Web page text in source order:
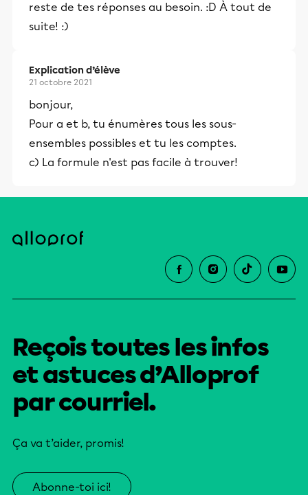
reste de tes réponses au besoin. :D À tout de
suite! :)
Explication d’élève
21 octobre 2021
bonjour,
Pour a et b, tu énumères tous les sous-
ensembles possibles et tu les comptes.
c) La formule n'est pas facile à trouver!
Reçois toutes les infos
et astuces d’Alloprof
par courriel.
Ça va t’aider, promis!
Abonne-toi ici!